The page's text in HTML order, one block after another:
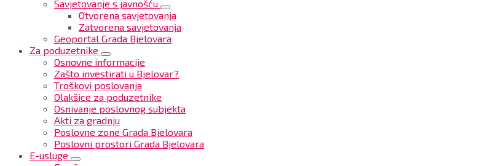
Savjetovanje s javnošću
Otvorena savjetovanja
Zatvorena savjetovanja
Geoportal Grada Bjelovara
Za poduzetnike
Osnovne informacije
Zašto investirati u Bjelovar?
Troškovi poslovanja
Olakšice za poduzetnike
Osnivanje poslovnog subjekta
Akti za gradnju
Poslovne zone Grada Bjelovara
Poslovni prostori Grada Bjelovara
E-usluge